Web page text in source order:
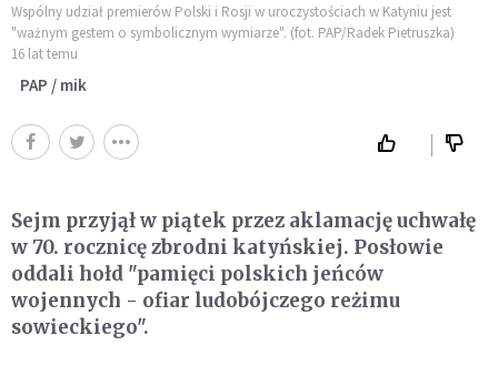
Wspólny udział premierów Polski i Rosji w uroczystościach w Katyniu jest
"ważnym gestem o symbolicznym wymiarze". (fot. PAP/Radek Pietruszka)
16 lat temu
PAP / mik
Sejm przyjął w piątek przez aklamację uchwałę
w 70. rocznicę zbrodni katyńskiej. Posłowie
oddali hołd "pamięci polskich jeńców
wojennych - ofiar ludobójczego reżimu
sowieckiego".